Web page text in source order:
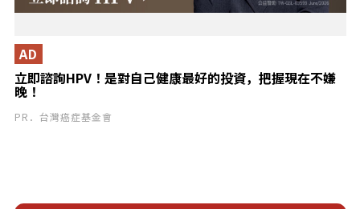
立即諮詢HPV！是對自己健康最好的投資，把握現在不嫌
晚！
AD
PR．台灣癌症基金會